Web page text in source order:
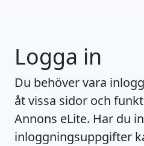
Logga in
Du behöver vara
åt vissa sidor och
Annons eLite. Har du
inloggningsuppgifter